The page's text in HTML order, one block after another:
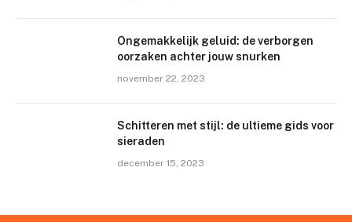
Ongemakkelijk geluid: de verborgen
oorzaken achter jouw snurken
november 22, 2023
Schitteren met stijl: de ultieme gids voor
sieraden
december 15, 2023